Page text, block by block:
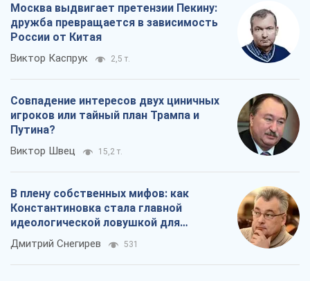
Москва выдвигает претензии Пекину:
дружба превращается в зависимость
России от Китая
Виктор Каспрук 2,5 т.
Совпадение интересов двух циничных
игроков или тайный план Трампа и
Путина?
Виктор Швец 15,2 т.
В плену собственных мифов: как
Константиновка стала главной
идеологической ловушкой для
российских оккупантов
Дмитрий Снегирев 531